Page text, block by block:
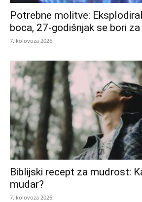
Potrebne molitve:
boca, 27-godišnjak se bori
7. kolovoza 2026.
Biblijski recept za mudrost:
mudar?
7. kolovoza 2026.